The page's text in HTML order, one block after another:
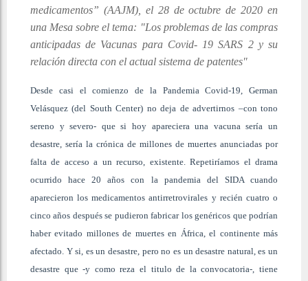
medicamentos” (AAJM), el 28 de octubre de 2020 en
una Mesa sobre el tema: "Los problemas de las compras
anticipadas de Vacunas para Covid- 19 SARS 2 y su
relación directa con el actual sistema de patentes"
Desde casi el comienzo de la Pandemia Covid-19, German
Velásquez (del South Center) no deja de advertirnos –con tono
sereno y severo- que si hoy apareciera una vacuna sería un
desastre, sería la crónica de millones de muertes anunciadas por
falta de acceso a un recurso, existente. Repetiríamos el drama
ocurrido hace 20 años con la pandemia del SIDA cuando
aparecieron los medicamentos antirretrovirales y recién cuatro o
cinco años después se pudieron fabricar los genéricos que podrían
haber evitado millones de muertes en África, el continente más
afectado. Y si, es un desastre, pero no es un desastre natural, es un
desastre que -y como reza el titulo de la convocatoria-, tiene